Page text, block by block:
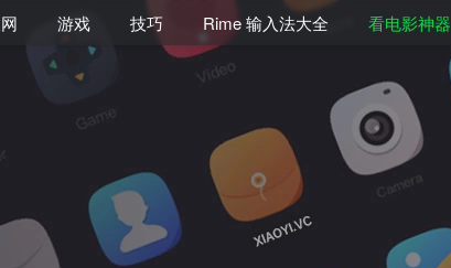
游戏 技巧 Rime 输入法大全 看电影神器